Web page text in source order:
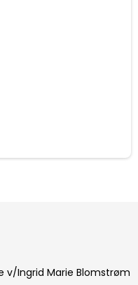
v/Ingrid Marie Blomstrøm